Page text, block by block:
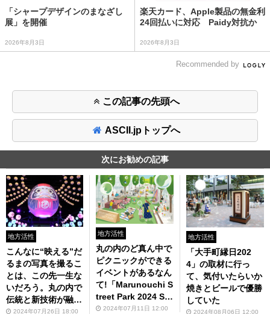
「シャープデザインのまなざし
展」を開催
2026年8月3日
楽天カード、Apple製品の無金利
24回払いに対応 Paidy対抗か
2026年8月3日
Recommended by
この記事の先頭へ
ASCII.jpトップへ
次にお勧めの記事
地方活性
こんなに“映える”だ
るまの写真を撮るこ
とは、この先一生な
いだろう。丸の内で
伝統と新技術が融合
した近未来のハイテ
2024年07月26日 18:00
地方活性
丸の内のど真ん中で
ピクニックができる
イベントがあるなん
て!「Marunouchi S
treet Park 2024 Su
mmer」が今から楽
2024年07月11日 12:00
地方活性
「大手町縁日202
4」の取材に行っ
て、気付いたらいか
焼きとビールで優勝
していた
2024年08月06日 12:00